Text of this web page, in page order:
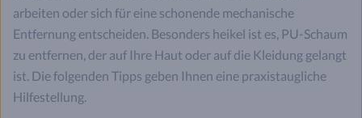
arbeiten oder sich für eine schonende mechanische
Entfernung entscheiden. Besonders heikel ist es, PU-Schaum
zu entfernen, der auf Ihre Haut oder auf die Kleidung gelangt
ist. Die folgenden Tipps geben Ihnen eine praxistaugliche
Hilfestellung.